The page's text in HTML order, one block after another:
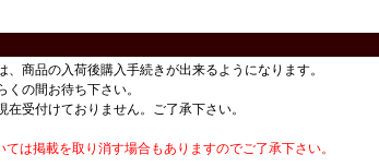
商品の入荷後購入手続きが出来るようになります。
の間お待ち下さい。
受付けておりません。ご了承下さい。
は掲載を取り消す場合もありますのでご了承下さい。